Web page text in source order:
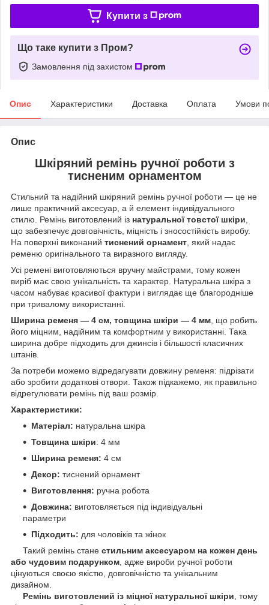
Купити з
Що таке купити з Пром?
Замовлення під захистом
Опис Характеристики Доставка Оплата Умови
Опис
Шкіряний ремінь ручної роботи з
тисненим орнаментом
Стильний та надійний шкіряний ремінь ручної роботи — це не
лише практичний аксесуар, а й елемент індивідуального
стилю. Ремінь виготовлений із натуральної товстої шкіри,
що забезпечує довговічність, міцність і зносостійкість виробу.
На поверхні виконаний тиснений орнамент, який надає
ременю оригінального та виразного вигляду.
Усі ремені виготовляються вручну майстрами, тому кожен
виріб має свою унікальність та характер. Натуральна шкіра з
часом набуває красивої фактури і виглядає ще благородніше
при тривалому використанні.
Ширина ременя — 4 см, товщина шкіри — 4 мм, що робить
його міцним, надійним та комфортним у використанні. Така
ширина добре підходить для джинсів і більшості класичних
штанів.
За потреби можемо відредагувати довжину ременя: підрізати
або зробити додаткові отвори. Також підкажемо, як правильно
відрегулювати ремінь під ваш розмір.
Характеристики:
Матеріал: натуральна шкіра
Товщина шкіри: 4 мм
Ширина ременя: 4 см
Декор: тиснений орнамент
Виготовлення: ручна робота
Довжина: виготовляється під індивідуальні
параметри
Підходить: для чоловіків та жінок
Такий ремінь стане стильним аксесуаром на кожен день
або чудовим подарунком, адже вироби ручної роботи
цінуються своєю якістю, довговічністю та унікальним
дизайном.
Ремінь виготовлений із міцної натуральної шкіри, тому